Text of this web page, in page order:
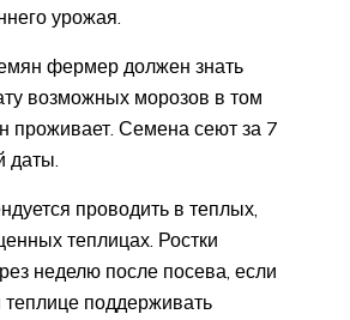
урожая.
фермер должен знать
возможных морозов в том
проживает. Семена сеют за 7
даты.
проводить в теплых,
теплицах. Ростки
неделю после посева, если
теплице поддерживать